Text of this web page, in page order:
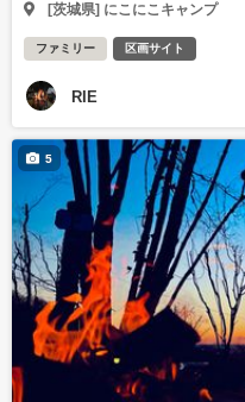
[茨城県] にこにこキャンプ
ファミリー 区画サイト
RIE
5